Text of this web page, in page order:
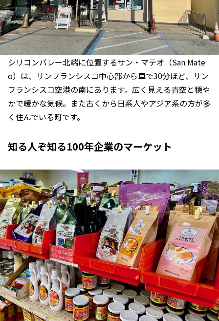
シリコンバレー北端に位置するサン・マテオ（San Mate
o）は、サンフランシスコ中心部から車で30分ほど、サン
フランシスコ空港の南にあります。広く見える青空と穏や
かで暖かな気候。また古くから日系人やアジア系の方が多
く住んでいる町です。
知る人ぞ知る100年企業のマーケット